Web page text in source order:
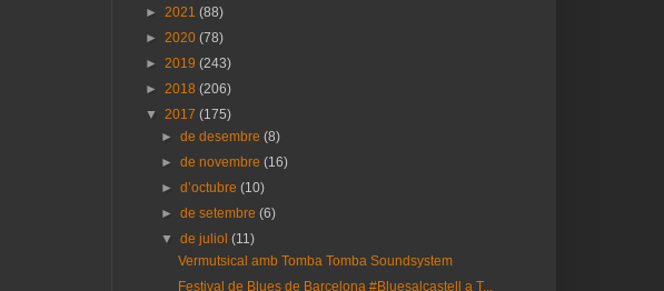
► 2021 (88)
► 2020 (78)
► 2019 (243)
► 2018 (206)
▼ 2017 (175)
►de desembre(8)
►de novembre(16)
►d’octubre(10)
►de setembre(6)
▼de juliol(11)
Vermutsical amb Tomba Tomba Soundsystem
Festival de Blues de Barcelona #Bluesalcastell a T...